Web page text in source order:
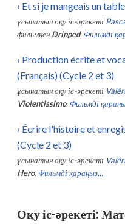
› Et si je mangeais un
ұсынатын оқу іс-әрекеті
фильмнен Dripped. Фильмді
› Production écrite et
(Français) (Cycle 2 et 3)
ұсынатын оқу іс-әрекеті
Violentissimo. Фильмді
› Écrire l'histoire et
(Cycle 2 et 3)
ұсынатын оқу іс-әрекеті
Hero. Фильмді қараңыз...
Оқу іс-әрекеті: